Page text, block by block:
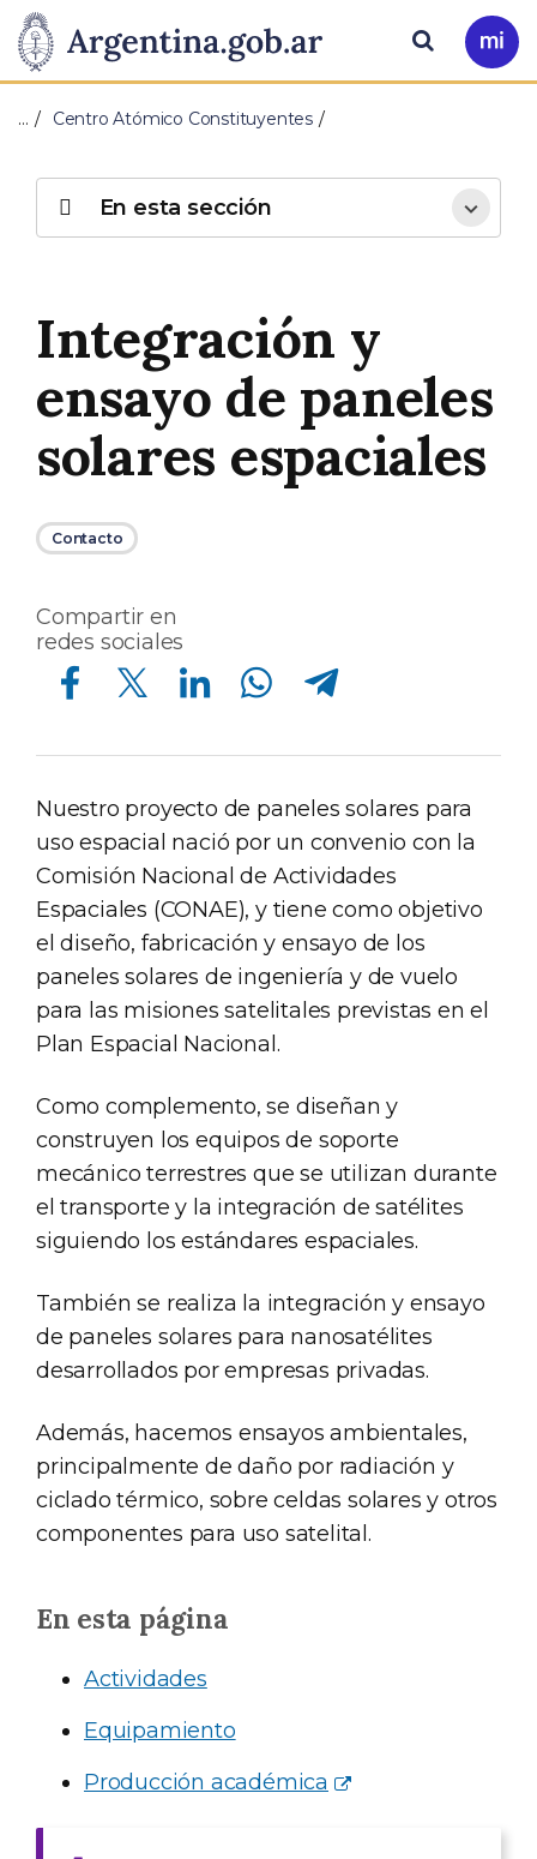
Presidencia
de
Nación
Pasar al contenido principal
Ir
a
Buscar
… Centro Atómico Constituyentes
Integración y
ensayo de paneles
solares espaciales
Contacto
Compartir en
redes sociales
Compartir en Facebook Compartir en Twitter Compartir en Linkedin Compartir en Whatsapp Compartir en Telegram
Nuestro proyecto de paneles solares para
uso espacial nació por un convenio con la
Comisión Nacional de Actividades
Espaciales (CONAE), y tiene como objetivo
el diseño, fabricación y ensayo de los
paneles solares de ingeniería y de vuelo
para las misiones satelitales previstas en el
Plan Espacial Nacional.
Como complemento, se diseñan y
construyen los equipos de soporte
mecánico terrestres que se utilizan durante
el transporte y la integración de satélites
siguiendo los estándares espaciales.
También se realiza la integración y ensayo
de paneles solares para nanosatélites
desarrollados por empresas privadas.
Además, hacemos ensayos ambientales,
principalmente de daño por radiación y
ciclado térmico, sobre celdas solares y otros
componentes para uso satelital.
En esta página
Actividades
Equipamiento
Producción académica
En esta sección